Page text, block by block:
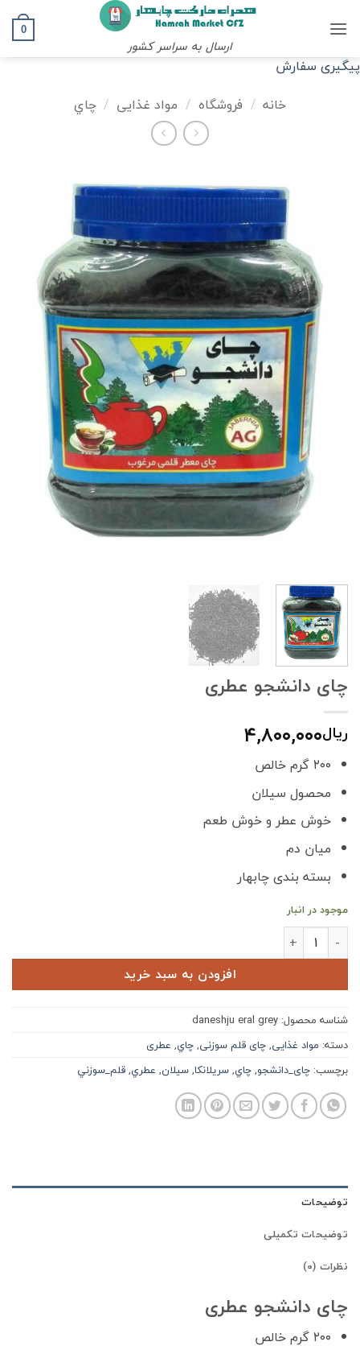
ارسال به سراسر کشور
0
پیگیری سفارش
خانه / فروشگاه / مواد غذایی / چاي
چای دانشجو عطری
ریال۴,۸۰۰,۰۰۰
۲۰۰ گرم خالص
محصول سیلان
خوش عطر و خوش طعم
میان دم
بسته بندی چابهار
موجود در انبار
چای دانشجو عطری عدد
افزودن به سبد خرید
شناسه محصول: daneshju eral grey
دسته: مواد غذایی,چای قلم سوزنی,چاي, عطری
برچسب: چای_دانشجو,چاي,سريلانكا,سيلان, عطري,قلم_سوزني
توضیحات
توضیحات تکمیلی
نظرات (0)
چای دانشجو عطری
۲۰۰ گرم خالص